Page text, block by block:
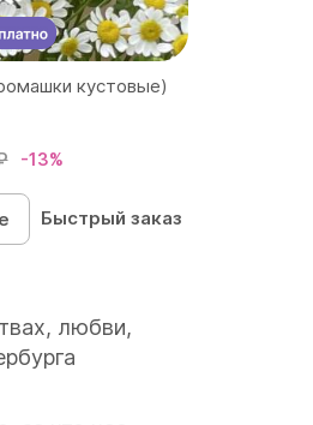
кустовые)
-13%
Быстрый заказ
любви,